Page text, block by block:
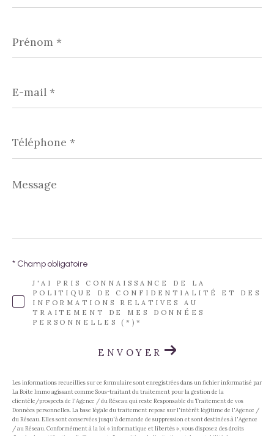
*
mail
*
*
Message
*
J'AI PRIS CONNAISSANCE DE LA
POLITIQUE DE CONFIDENTIALITÉ ET DES
INFORMATIONS RELATIVES AU
TRAITEMENT DE MES DONNÉES
PERSONNELLES (*)*
* Champ obligatoire
ENVOYER
Les informations recueillies sur ce formulaire sont enregistrées dans un fichier informatisé par
La Boite Immo agissant comme Sous-traitant du traitement pour la gestion de la
clientèle/prospects de l'Agence / du Réseau qui reste Responsable du Traitement de vos
Données personnelles. La base légale du traitement repose sur l'intérêt légitime de l'Agence /
du Réseau. Elles sont conservées jusqu'à demande de suppression et sont destinées à l'Agence
/ au Réseau. Conformément à la loi « informatique et libertés », vous disposez des droits